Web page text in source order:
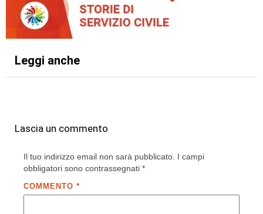
Leggi anche
Lascia un commento
Il tuo indirizzo email non sarà pubblicato. I campi
obbligatori sono contrassegnati *
COMMENTO *